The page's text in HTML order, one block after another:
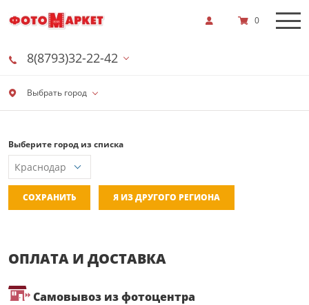
Выбрать город
8(8793)32-22-42
0
Выберите город из списка
СОХРАНИТЬ Я ИЗ ДРУГОГО РЕГИОНА
ОПЛАТА И ДОСТАВКА
Самовывоз из фотоцентра